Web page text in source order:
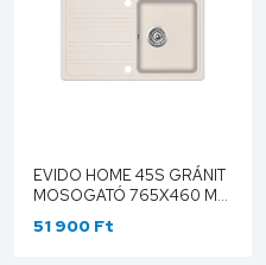
EVIDO HOME 45S GRÁNIT
MOSOGATÓ 765X460 MM
BÉZS 105546
51 900 Ft